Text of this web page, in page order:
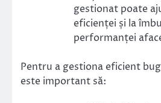
gestionat poate
eficienței și la
performanței
Pentru a gestiona eficient
este important să: